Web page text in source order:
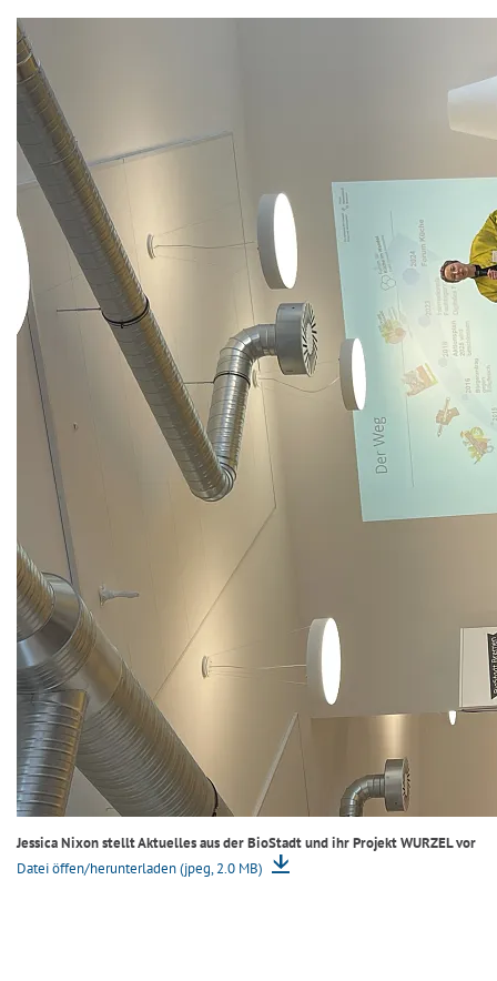
Jessica Nixon stellt Aktuelles aus der BioStadt und ihr Projekt WURZEL vor
Datei öffen/herunterladen (jpeg, 2.0 MB)